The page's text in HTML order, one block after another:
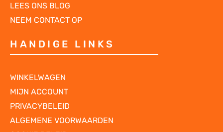
LEES ONS BLOG
NEEM CONTACT OP
HANDIGE LINKS
WINKELWAGEN
MIJN ACCOUNT
PRIVACYBELEID
ALGEMENE VOORWAARDEN